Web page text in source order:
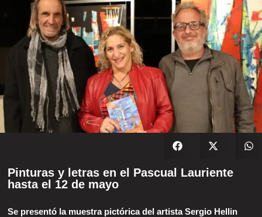
Pinturas y letras en el Pascual Lauriente
hasta el 12 de mayo
Se presentó la muestra pictórica del artista Sergio Hellin